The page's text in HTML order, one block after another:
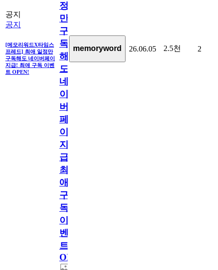
공지
공지
[메모리워드X타임스
프레드] 최애 일정만
구독해도 네이버페이
지급! 최애 구독 이벤
트 OPEN!
정
만
구
독
해
도
네
이
버
페
이
지
급!
최
애
구
독
이
벤
트
OPEN!
memoryword 26.06.05 2.5천 2